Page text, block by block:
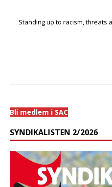
Standing up to racism, threats
Bli medlem i SAC
SYNDIKALISTEN 2/2026